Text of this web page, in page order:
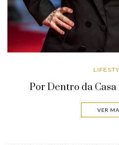
Por Dentro da
VER